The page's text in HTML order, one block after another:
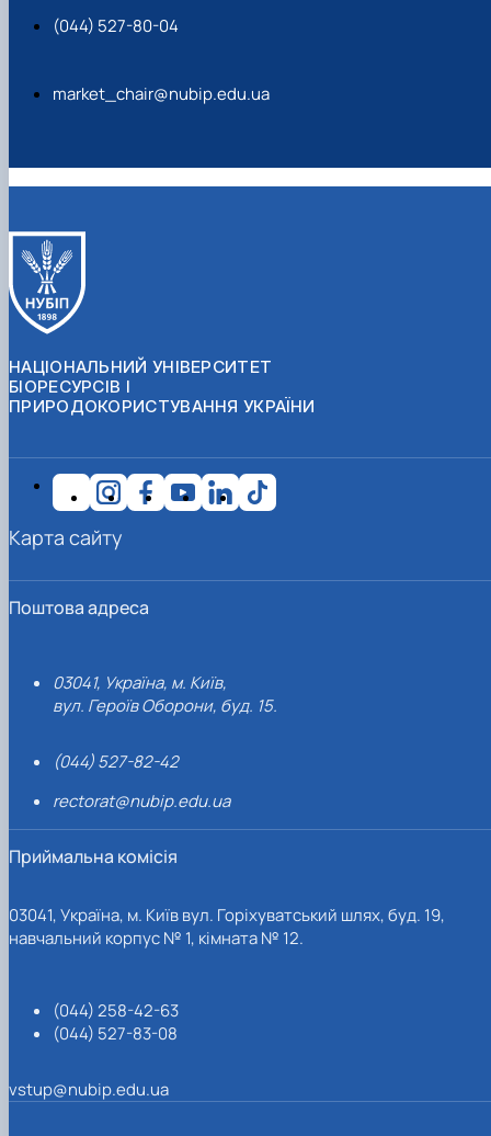
(044) 527-80-04
market_chair@nubip.edu.ua
НАЦІОНАЛЬНИЙ УНІВЕРСИТЕТ
БІОРЕСУРСІВ І
ПРИРОДОКОРИСТУВАННЯ УКРАЇНИ
Поштова адреса
03041, Україна, м. Київ,
вул. Героїв Оборони, буд. 15.
(044) 527-82-42
rectorat@nubip.edu.ua
Приймальна комісія
03041, Україна, м. Київ вул. Горіхуватський шлях, буд. 19,
навчальний корпус № 1, кімната № 12.
(044) 258-42-63
(044) 527-83-08
vstup@nubip.edu.ua
Карта сайту